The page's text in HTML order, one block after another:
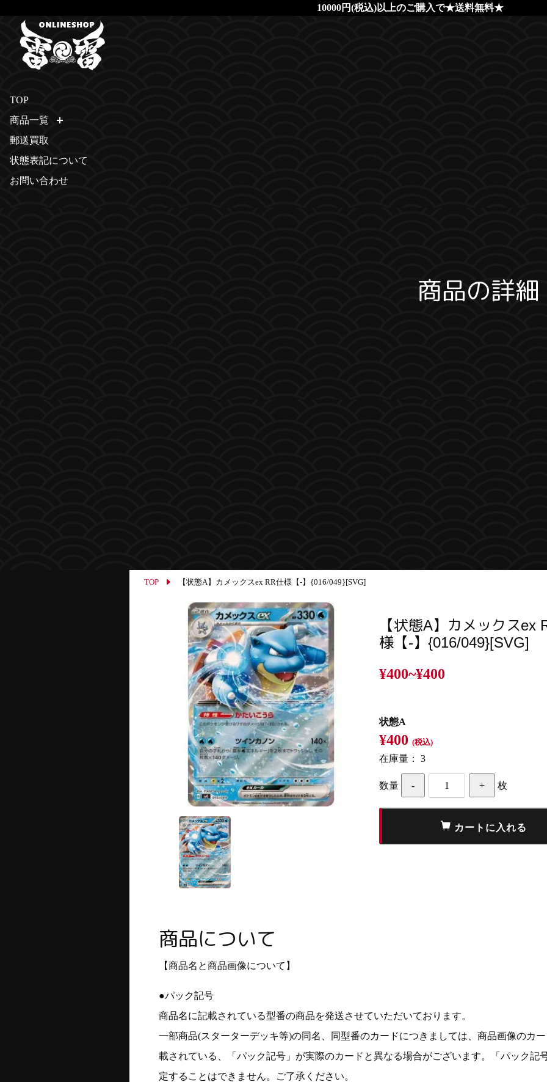
10000円(税込)以上のご購入で★送料無料★
商品の詳細
TOP 【状態A】カメックスex RR仕様【-】{016/049}[SVG]
【状態A】カメックスex
様【-】{016/049}[SVG]
¥400~¥400
状態A
¥400(税込)
在庫量： 3
数量 枚
商品について
【商品名と商品画像について】
●パック記号
商品名に記載されている型番の商品を発送させていただいております。
一部商品(スターターデッキ等)の同名、同型番のカードにつきましては、商品画像のカ
載されている、「パック記号」が実際のカードと異なる場合がございます。「パック記
定することはできません。ご了承ください。
TOP
商品一覧
郵送買取
状態表記について
お問い合わせ